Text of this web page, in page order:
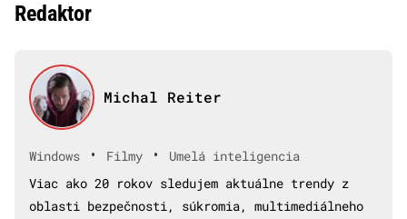
Redaktor
Michal Reiter
Windows • Filmy •
Umelá inteligencia
Viac ako 20 rokov sledujem aktuálne trendy z
oblasti bezpečnosti, súkromia, multimediálneho